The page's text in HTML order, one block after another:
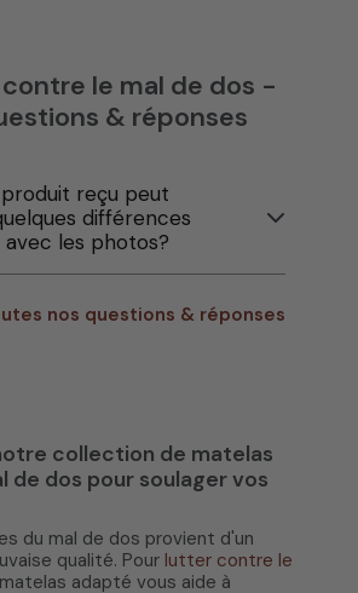
le mal de dos -
& réponses
reçu peut
différences
les photos?
nos questions & réponses
collection de matelas
de dos pour soulager vos
du mal de dos provient d'un
qualité. Pour lutter contre le
adapté vous aide à